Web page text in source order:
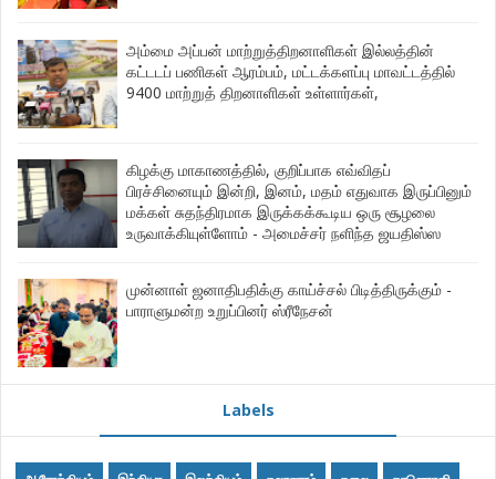
அம்மை அப்பன் மாற்றுத்திறனாளிகள் இல்லத்தின்
கட்டடப் பணிகள் ஆரம்பம், மட்டக்களப்பு மாவட்டத்தில்
9400 மாற்றுத் திறனாளிகள் உள்ளார்கள்,
கிழக்கு மாகாணத்தில், குறிப்பாக எவ்விதப்
பிரச்சினையும் இன்றி, இனம், மதம் எதுவாக இருப்பினும்
மக்கள் சுதந்திரமாக இருக்கக்கூடிய ஒரு சூழலை
உருவாக்கியுள்ளோம் - அமைச்சர் நளிந்த ஜயதிஸ்ஸ
முன்னாள் ஜனாதிபதிக்கு காய்ச்சல் பிடித்திருக்கும் -
பாராளுமன்ற உறுப்பினர் ஸ்ரீநேசன்
Labels